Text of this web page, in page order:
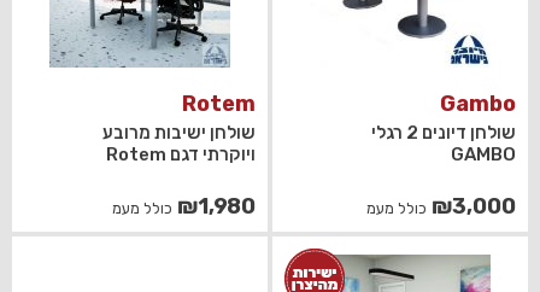
Gambo
שולחן דיונים 2 רגלי
GAMBO
₪3,000 כולל מעמ
Rotem
שולחן ישיבות מרובע
ויוקרתי דגם Rotem
₪1,980 כולל מעמ